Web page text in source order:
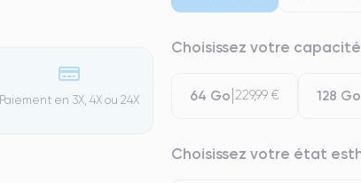
Paiement en 3X, 4X ou 24X
Choisissez votre capacité
64 Go 229,99 € 128 Go
Choisissez votre état